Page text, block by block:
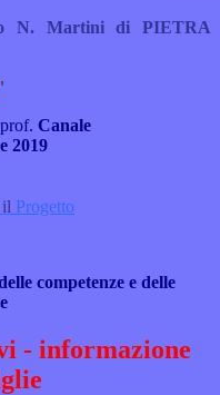
N. Martini di PIETRA
Canale
2019
il Progetto
competenze e delle
- informazione